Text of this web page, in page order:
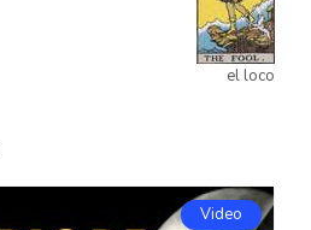
el loco
Video